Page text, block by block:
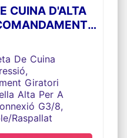
CUINA D'ALTA
CONNEXIÓ
RASPALLAT